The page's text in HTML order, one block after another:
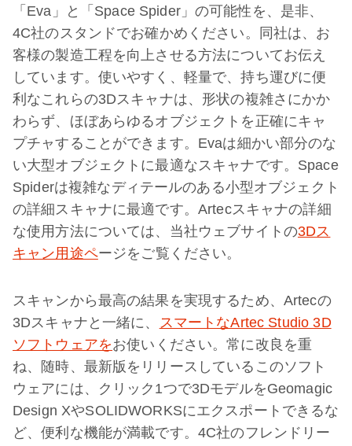
「Eva」と「Space Spider」の可能性を、是非、
4C社のスタンドでお確かめください。同社は、お
客様の製造工程を向上させる方法についてお伝え
しています。使いやすく、軽量で、持ち運びに便
利なこれらの3Dスキャナは、形状の複雑さにかか
わらず、ほぼあらゆるオブジェクトを正確にキャ
プチャすることができます。Evaは細かい部分のな
い大型オブジェクトに最適なスキャナです。Space
Spiderは複雑なディテールのある小型オブジェクト
の詳細スキャナに最適です。Artecスキャナの詳細
な使用方法については、当社ウェブサイトの3Dス
キャン用途ページをご覧ください。
スキャンから最高の結果を実現するため、Artecの
3Dスキャナと一緒に、 スマートなArtec Studio 3D
ソフトウェアをお使いください。常に改良を重
ね、随時、最新版をリリースしているこのソフト
ウェアには、クリック1つで3DモデルをGeomagic
Design XやSOLIDWORKSにエクスポートできるな
ど、便利な機能が満載です。4C社のフレンドリー